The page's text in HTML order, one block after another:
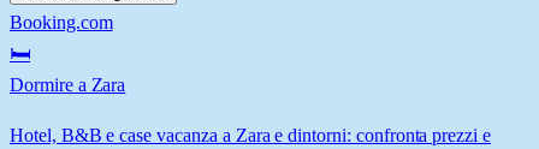
Booking.com
🛏️
Dormire a Zara
Hotel, B&B e case vacanza a Zara e dintorni: confronta prezzi e